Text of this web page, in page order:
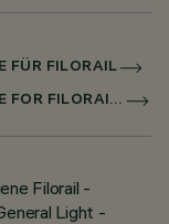
FÜR FILORAIL
LIBERA STAND-ALONE PENDELLEUCHTE FOR FILORAIL DALI BROADCAST
Filorail -
Light -